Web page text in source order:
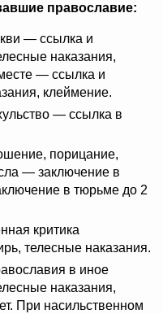
православие:
— ссылка и
наказания,
— ссылка и
клеймение.
— ссылка в
порицание,
— заключение в
в тюрьме до 2
критика
телесные наказания.
в иное
наказания,
При насильственном